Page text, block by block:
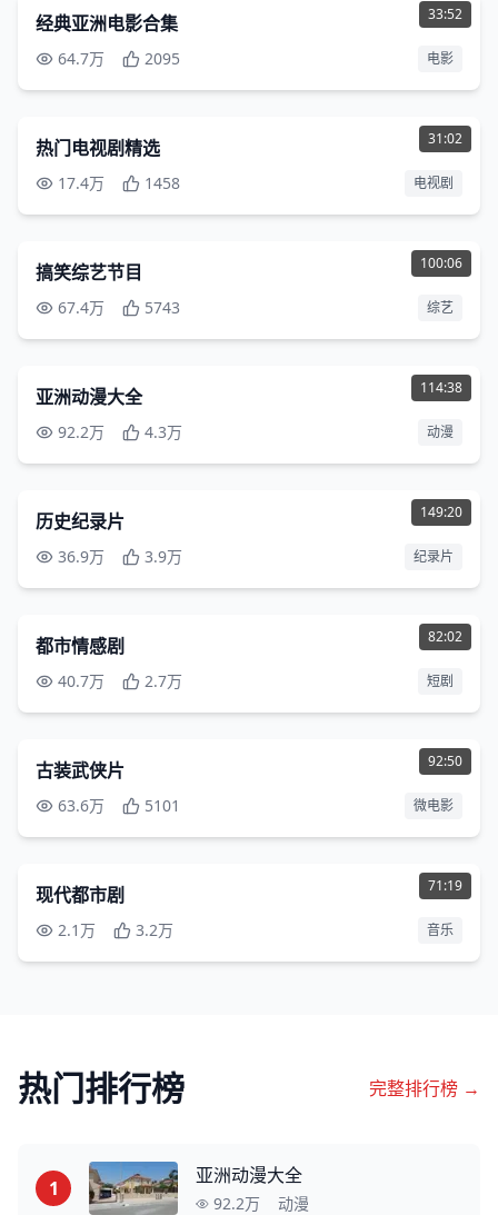
33:52
经典亚洲电影合集
64.7万 2095 电影
31:02
480P
热门电视剧精选
17.4万 1458 电视剧
100:06
720P
搞笑综艺节目
67.4万 5743 综艺
114:38
480P
亚洲动漫大全
92.2万 4.3万 动漫
149:20
1080P
历史纪录片
36.9万 3.9万 纪录片
82:02
1080P
都市情感剧
40.7万 2.7万 短剧
92:50
720P
古装武侠片
63.6万 5101 微电影
71:19
1080P
现代都市剧
2.1万 3.2万 音乐
热门排行榜 完整排行榜 →
1
亚洲动漫大全
92.2万 动漫